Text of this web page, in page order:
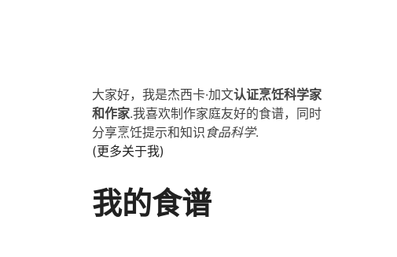
大家好，我是杰西卡·加文认证烹饪科学家
和作家.我喜欢制作家庭友好的食谱，同时
分享烹饪提示和知识 食品科学.
(更多关于我)
我的食谱